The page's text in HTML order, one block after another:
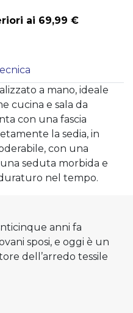
ai 69,99 €
a mano, ideale
cucina e sala da
con una fascia
la sedia, in
con una
seduta morbida e
nel tempo.
anni fa
sposi, e oggi è un
dell’arredo tessile